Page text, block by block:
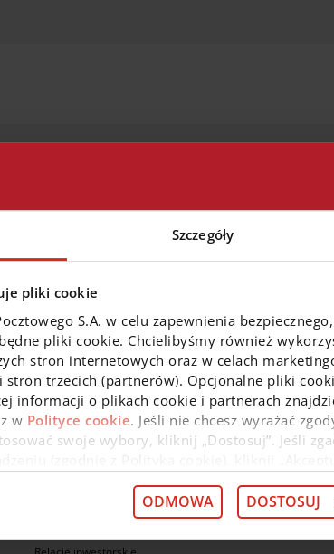
Szczegóły
pliki cookie
S.A. w celu zapewnienia
pliki cookie. Chcielibyśmy również
stron internetowych oraz w celach
stron trzecich (partnerów). Opcjonalne pliki
informacji o plikach cookie i partnerach
w Polityce cookie. Jeśli nie chcesz wyrażać
swoje wybory, kliknij „Dostosuj”. Jeśli
przysługujących w związku z tym
ODMOWA DOSTOSUJ
Przenieś kredyt z innego banku
O nas